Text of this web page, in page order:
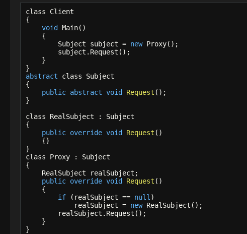
class Client
{
void
Main()
    {
        Subject subject =
new Proxy();
        subject.Request();
    }
abstract class Subject
{
public abstract void Request ();
}
class RealSubject : Subject
{
public override void Request ()
    {}
}
class Proxy : Subject
{
    RealSubject realSubject;
public override void Request ()
    {
if (realSubject == null )
            realSubject =
new RealSubject();
        realSubject.Request();
    }
}